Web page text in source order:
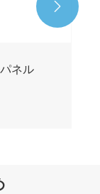
ネル
